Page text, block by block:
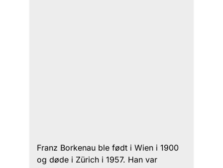
Franz Borkenau ble født i Wien i 1900
og døde i Zürich i 1957. Han var